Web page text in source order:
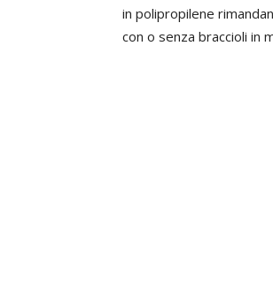
in polipropilene
con o senza braccioli in